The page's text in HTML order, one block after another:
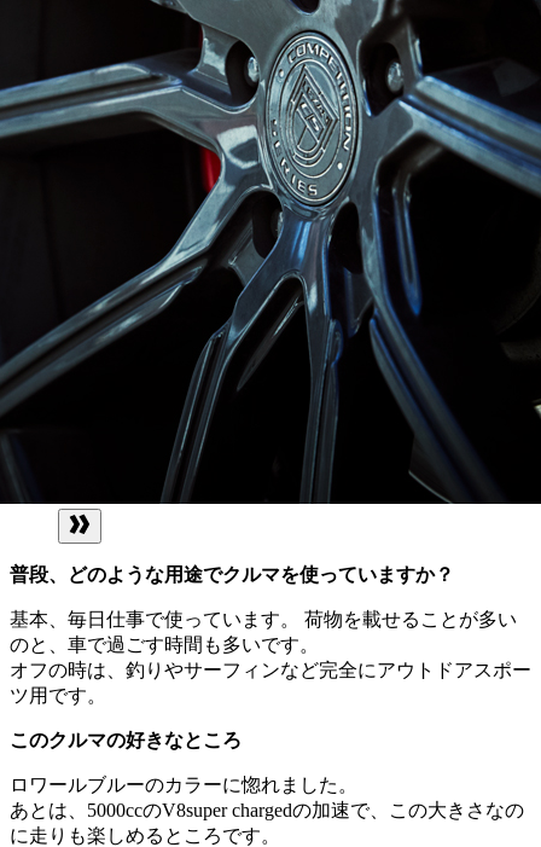
普段、どのような用途でクルマを使っていますか？
基本、毎日仕事で使っています。 荷物を載せることが多い
のと、車で過ごす時間も多いです。
オフの時は、釣りやサーフィンなど完全にアウトドアスポー
ツ用です。
このクルマの好きなところ
ロワールブルーのカラーに惚れました。
あとは、5000ccのV8super chargedの加速で、この大きさなの
に走りも楽しめるところです。